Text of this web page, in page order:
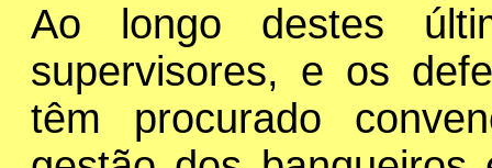
Ao longo destes
supervisores, e os
têm procurado